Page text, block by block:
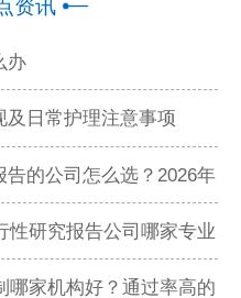
资讯
办
及日常护理注意事项
的公司怎么选？2026年
性研究报告公司哪家专业
哪家机构好？通过率高的